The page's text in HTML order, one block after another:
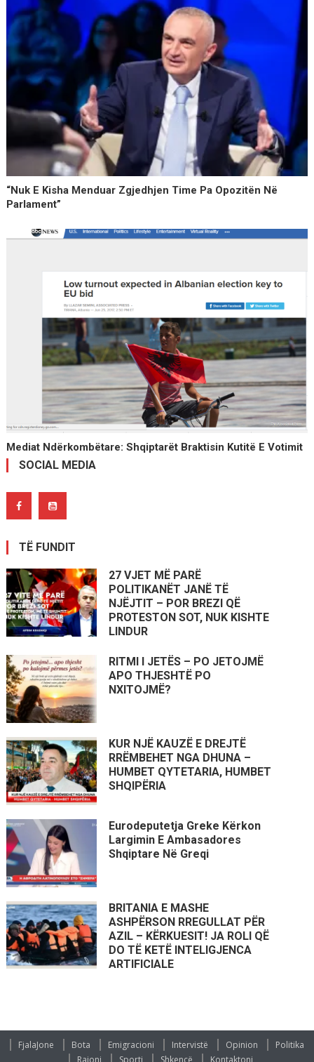
“Nuk E Kisha Menduar Zgjedhjen Time Pa Opozitën Në
Parlament”
Mediat Ndërkombëtare: Shqiptarët Braktisin Kutitë E Votimit
SOCIAL MEDIA
TË FUNDIT
27 VJET MË PARË
POLITIKANËT JANË TË
NJËJTIT – POR BREZI QË
PROTESTON SOT, NUK KISHTE
LINDUR
RITMI I JETËS – PO JETOJMË
APO THJESHTË PO
NXITOJMË?
KUR NJË KAUZË E DREJTË
RRËMBEHET NGA DHUNA –
HUMBET QYTETARIA, HUMBET
SHQIPËRIA
Eurodeputetja Greke Kërkon
Largimin E Ambasadores
Shqiptare Në Greqi
BRITANIA E MASHE
ASHPËRSON RREGULLAT PËR
AZIL – KËRKUESIT! JA ROLI QË
DO TË KETË INTELIGJENCA
ARTIFICIALE
FjalaJone Bota Emigracioni Intervistë Opinion
Politika
Rajoni
Sporti Shkencë Kontaktoni